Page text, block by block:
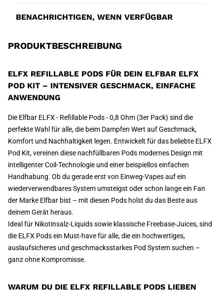
BENACHRICHTIGEN, WENN VERFÜGBAR
PRODUKTBESCHREIBUNG
ELFX REFILLABLE PODS FÜR DEIN ELFBAR ELFX
POD KIT – INTENSIVER GESCHMACK, EINFACHE
ANWENDUNG
Die Elfbar ELFX - Refillable Pods - 0,8 Ohm (3er Pack) sind die
perfekte Wahl für alle, die beim Dampfen Wert auf Geschmack,
Komfort und Nachhaltigkeit legen. Entwickelt für das beliebte ELFX
Pod Kit, vereinen diese nachfüllbaren Pods modernes Design mit
intelligenter Coil-Technologie und einer beispiellos einfachen
Handhabung. Ob du gerade erst von Einweg-Vapes auf ein
wiederverwendbares System umsteigst oder schon lange ein Fan
der Marke Elfbar bist – mit diesen Pods holst du das Beste aus
deinem Gerät heraus.
Ideal für Nikotinsalz-Liquids sowie klassische Freebase-Juices, sind
die ELFX Pods ein Must-have für alle, die ein hochwertiges,
auslaufsicheres und geschmacksstarkes Pod System suchen –
ganz ohne Kompromisse.
WARUM DU DIE ELFX REFILLABLE PODS LIEBEN